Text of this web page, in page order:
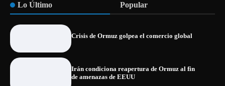
Lo Último Popular
Crisis de Ormuz golpea el comercio global
Irán condiciona reapertura de Ormuz al fin
de amenazas de EEUU